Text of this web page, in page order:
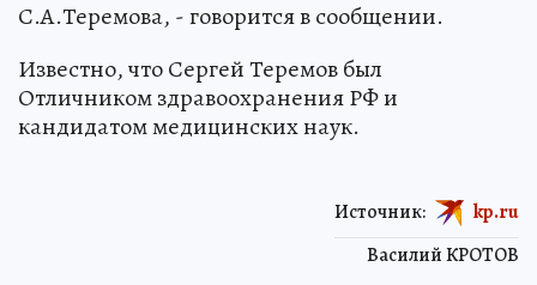
С.А.Теремова, - говорится в сообщении.
Известно, что Сергей Теремов был
Отличником здравоохранения РФ и
кандидатом медицинских наук.
Василий КРОТОВ
Источник: kp.ru